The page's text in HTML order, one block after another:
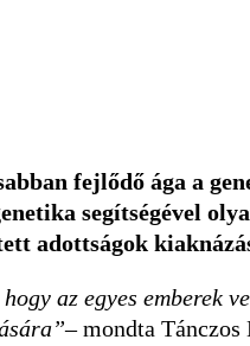
fejlődő ága a
segítségével
adottságok
az egyes emberek
– mondta Tánczos